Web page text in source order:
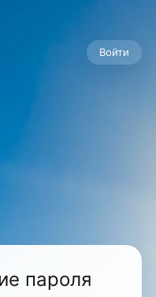
Войти
пароля